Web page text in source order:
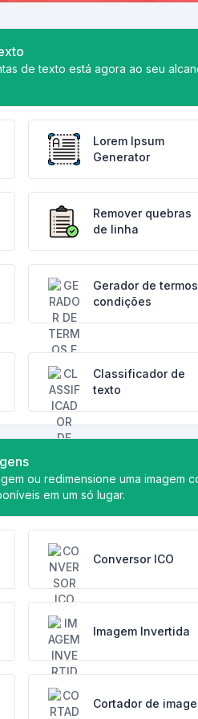
de texto está agora ao seu
Lorem Ipsum
Generator
Remover quebras
de linha
Gerador de
condições
Classificador de
texto
ou redimensione uma imagem
em um só lugar.
Conversor ICO
Imagem Invertida
Cortador de